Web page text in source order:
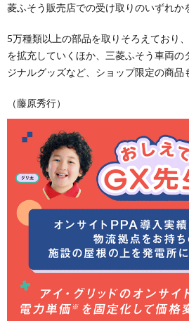
菱ふそう販売店での受け取りのいずれか
5万種類以上の部品を取りそろえており
を拡充していくほか、三菱ふそう車両の
ジナルグッズなど、ショップ限定の商品
（藤原秀行）